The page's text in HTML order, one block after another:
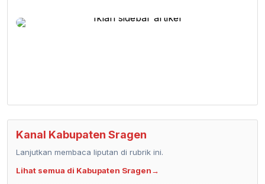
Kanal Kabupaten Sragen
Lanjutkan membaca liputan di rubrik ini.
Lihat semua di Kabupaten Sragen→